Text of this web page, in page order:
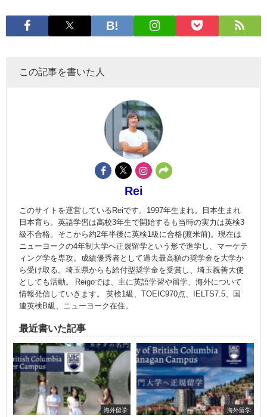
この記事を書いた人
Rei
このサイトを運営しているReiです。1997年生まれ。日本生まれ
日本育ち。英語学習は高校3年生で開始するも当時の実力は英検3
級不合格。そこから約2年半後に英検1級に合格(渡米前)。現在は
ニューヨークの4年制大学へ正規留学という形で進学し、マーケテ
ィング学を専攻。成績優秀者として過去最高額の奨学金を大学か
ら受け取る。埼玉県からも給付型奨学金を受賞し、埼玉親善大使
としても活動。 Reigoでは、主に英語学習や留学、海外について
情報発信していきます。 英検1級、TOEIC970点、IELTS7.5、国
連英検B級、ニューヨーク在住。
最近書いた記事
海外留学 海外留学